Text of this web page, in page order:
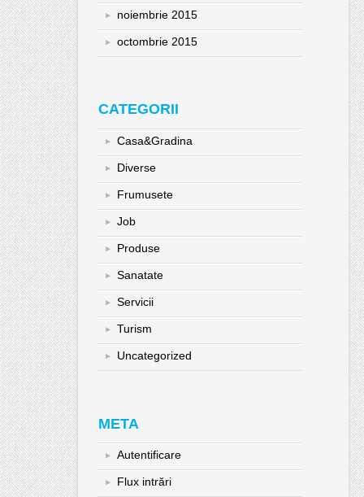
noiembrie 2015
octombrie 2015
CATEGORII
Casa&Gradina
Diverse
Frumusete
Job
Produse
Sanatate
Servicii
Turism
Uncategorized
META
Autentificare
Flux intrări